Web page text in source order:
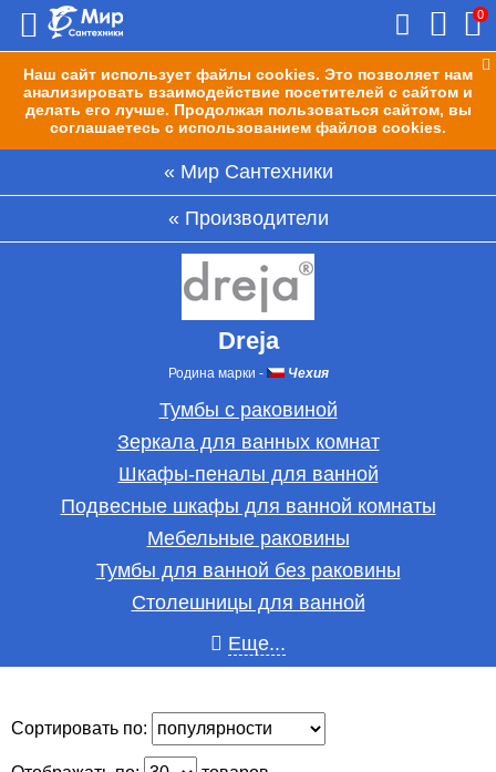
Наш сайт использует файлы cookies. Это позволяет нам
анализировать взаимодействие посетителей с сайтом и
делать его лучше. Продолжая пользоваться сайтом, вы
соглашаетесь с использованием файлов cookies.
0
Мир Сантехники
Производители
Dreja
Родина марки - Чехия
Тумбы с раковиной
Зеркала для ванных комнат
Шкафы-пеналы для ванной
Подвесные шкафы для ванной комнаты
Мебельные раковины
Тумбы для ванной без раковины
Столешницы для ванной
Еще...
Сортировать по: